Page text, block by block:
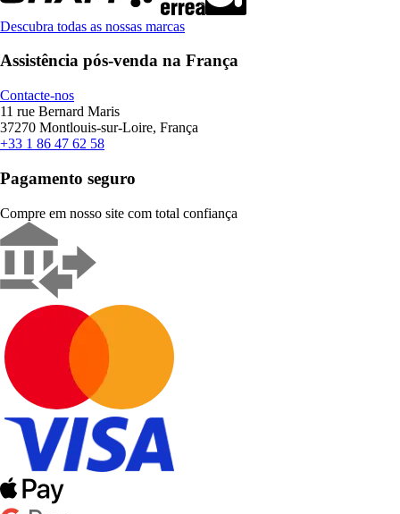
Descubra todas as nossas marcas
Assistência pós-venda na França
Contacte-nos
11 rue Bernard Maris
37270 Montlouis-sur-Loire, França
+33 1 86 47 62 58
Pagamento seguro
Compre em nosso site com total confiança